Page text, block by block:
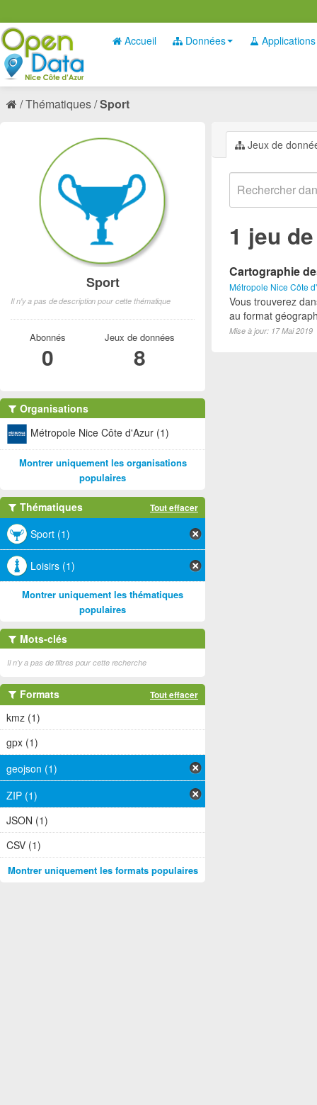
Accueil Données Applications
Thématiques Sport
Jeux de
1 jeu
Cartographie
Métropole Nice Côte
Vous trouverez
au format
Mise à jour: 17 Mai 2019
Sport
Il n'y a pas de description pour cette thématique
Abonnés
0
Jeux de données
8
Organisations
Métropole Nice Côte d'Azur (1)
Montrer uniquement les organisations
populaires
Thématiques Tout effacer
Sport (1)
Loisirs (1)
Montrer uniquement les thématiques
populaires
Mots-clés
Il n'y a pas de filtres pour cette recherche
Formats Tout effacer
kmz (1)
gpx (1)
geojson (1)
ZIP (1)
JSON (1)
CSV (1)
Montrer uniquement les formats populaires